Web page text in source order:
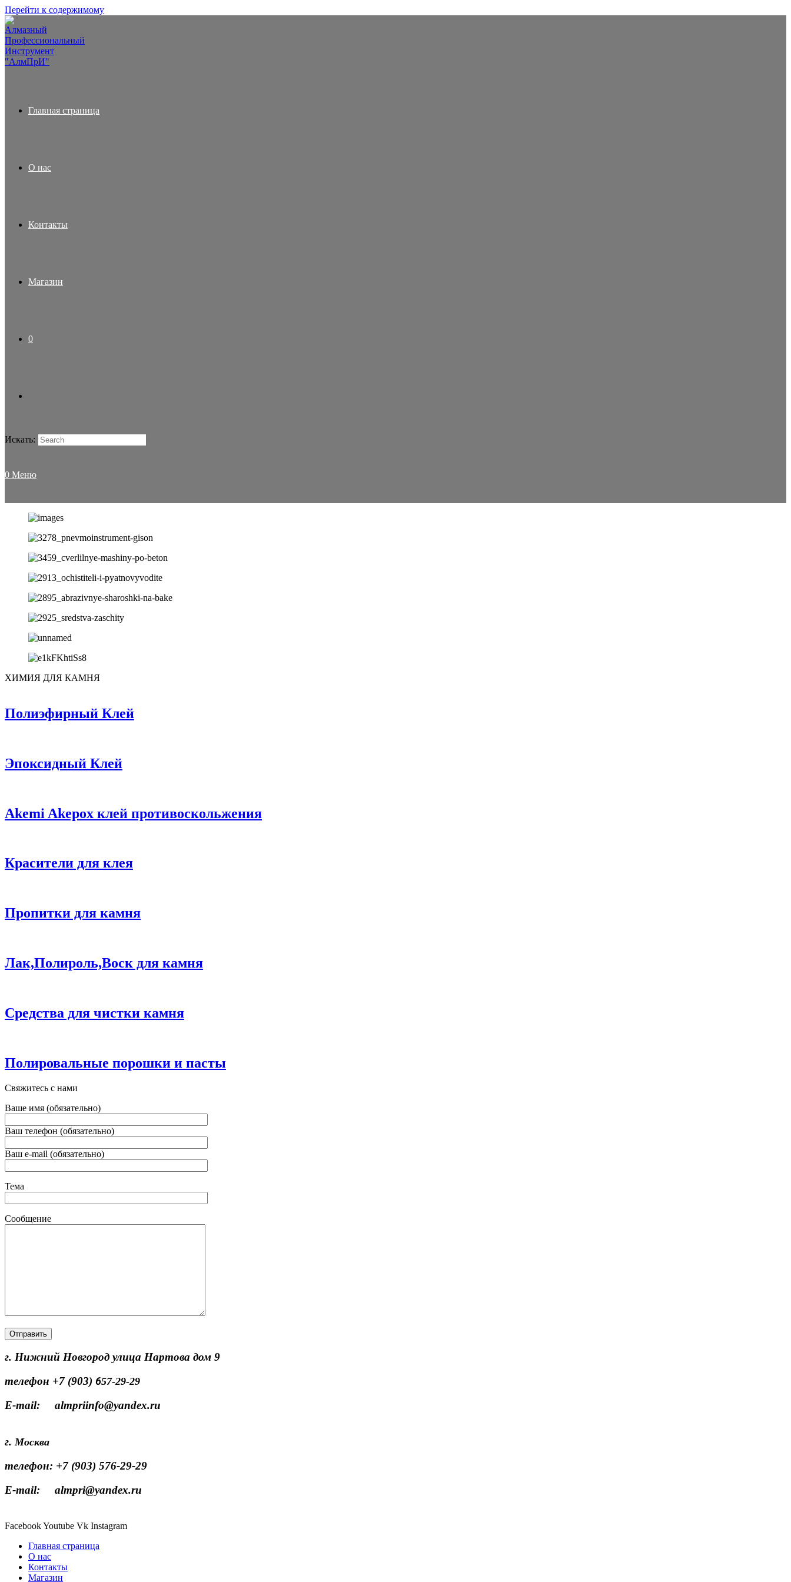
Перейти к содержимому
Главная страница
О нас
Контакты
Магазин
0
Искать:
0 Меню
ХИМИЯ ДЛЯ КАМНЯ
️Полиэфирный Клей
️Эпоксидный Клей
Akemi Akepox клей противоскольжения
️Красители для клея
️Пропитки для камня
️Лак,Полироль,Воск для камня
️Средства для чистки камня
️Полировальные порошки и пасты
Свяжитесь с нами
Ваше имя (обязательно)
Ваш телефон (обязательно)
Ваш e-mail (обязательно)
Тема
Сообщение
г. Нижний Новгород улица Нартова дом 9
телефон +7 (903) 657-29-29
E-mail: almpriinfo@yandex.ru
г. Москва
телефон: +7 (903) 576-29-29
E-mail: almpri@yandex.ru
FacebookYoutube Vk Instagram
Главная страница
О нас
Контакты
Магазин